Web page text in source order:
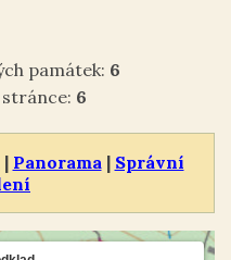
památek: 6
6
| Panorama | Správní